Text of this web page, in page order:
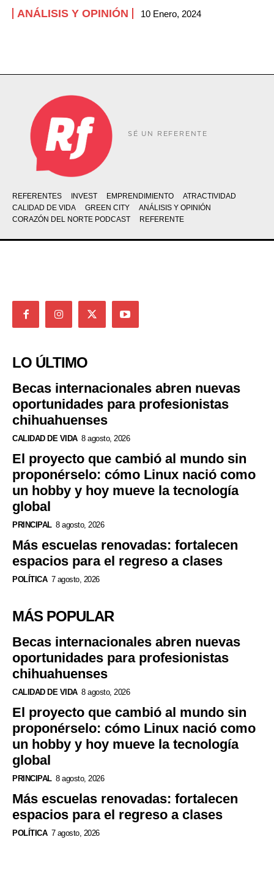
ANÁLISIS Y OPINIÓN 10 Enero, 2024
SÉ UN REFERENTE
REFERENTES INVEST EMPRENDIMIENTO
ATRACTIVIDAD
CALIDAD DE VIDA
GREEN CITY
ANÁLISIS Y OPINIÓN
CORAZÓN DEL NORTE PODCAST
REFERENTE
LO ÚLTIMO
Becas internacionales abren nuevas
oportunidades para profesionistas
chihuahuenses
CALIDAD DE VIDA 8 agosto, 2026
El proyecto que cambió al mundo sin
proponérselo: cómo Linux nació como
un hobby y hoy mueve la tecnología
global
PRINCIPAL 8 agosto, 2026
Más escuelas renovadas: fortalecen
espacios para el regreso a clases
POLÍTICA 7 agosto, 2026
MÁS POPULAR
Becas internacionales abren nuevas
oportunidades para profesionistas
chihuahuenses
CALIDAD DE VIDA 8 agosto, 2026
El proyecto que cambió al mundo sin
proponérselo: cómo Linux nació como
un hobby y hoy mueve la tecnología
global
PRINCIPAL 8 agosto, 2026
Más escuelas renovadas: fortalecen
espacios para el regreso a clases
POLÍTICA 7 agosto, 2026